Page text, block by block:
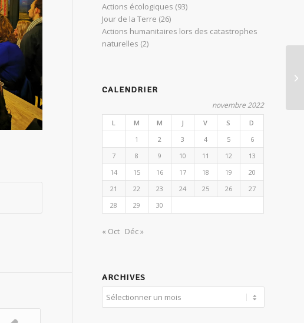
Actions écologiques (93)
Jour de la Terre (26)
Actions humanitaires lors des catastrophes
naturelles (2)
CALENDRIER
novembre 2022
L M M J V S
D
1
2 3 4 5
6
7
8 9 10 11 12
13
14
15 16 17 18 19
20
21
22 23 24 25 26
27
28
29 30
« Oct Déc »
ARCHIVES